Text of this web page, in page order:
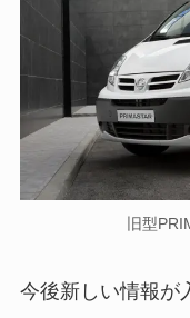
旧型
今後新しい情報が